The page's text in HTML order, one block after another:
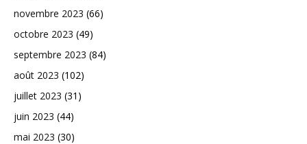
novembre 2023 (66)
octobre 2023 (49)
septembre 2023 (84)
août 2023 (102)
juillet 2023 (31)
juin 2023 (44)
mai 2023 (30)